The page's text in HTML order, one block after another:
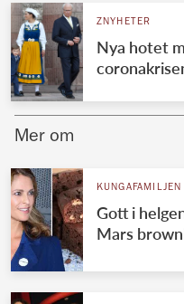
ZNYHETER
Nya hotet
Mer om
KUNGAFAMILJEN
Gott i
Mars